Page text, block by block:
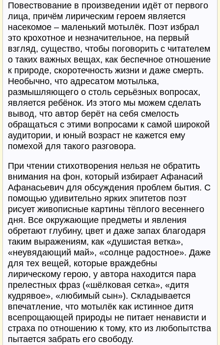
Повествование в произведении идёт от первого
лица, причём лирическим героем является
насекомое – маленький мотылёк. Поэт избрал
это крохотное и незначительное, на первый
взгляд, существо, чтобы поговорить с читателем
о таких важных вещах, как беспечное отношение
к природе, скоротечность жизни и даже смерть.
Необычно, что адресатом мотылька,
размышляющего о столь серьёзных вопросах,
является ребёнок. Из этого мы можем сделать
вывод, что автор берёт на себя смелость
обращаться с этими вопросами к самой широкой
аудитории, и юный возраст не кажется ему
помехой для такого разговора.
При чтении стихотворения нельзя не обратить
внимания на фон, который избирает Афанасий
Афанасьевич для обсуждения проблем бытия. С
помощью удивительно ярких эпитетов поэт
рисует живописные картины тёплого весеннего
дня. Все окружающие предметы и явления
обретают глубину, цвет и даже запах благодаря
таким выражениям, как «душистая ветка»,
«неувядающий май», «солнце радостное». Даже
для тех вещей, которые враждебны
лирическому герою, у автора находится пара
прелестных фраз («шёлковая сетка», «дитя
кудрявое», «любимый сын»). Складывается
впечатление, что мотылёк как истинное дитя
всепрощающей природы не питает ненависти и
страха по отношению к тому, кто из любопытства
пытается забрать его свободу.